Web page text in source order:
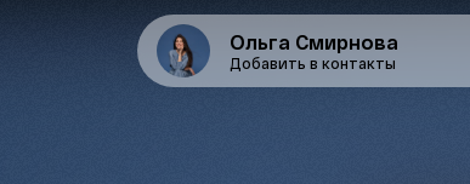
Ольга Смирнова
Добавить в контакты